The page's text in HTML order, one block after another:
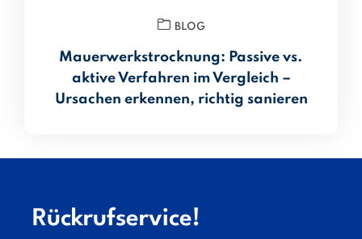
BLOG
Mauerwerkstrocknung: Passive vs.
aktive Verfahren im Vergleich –
Ursachen erkennen, richtig sanieren
Rückrufservice!